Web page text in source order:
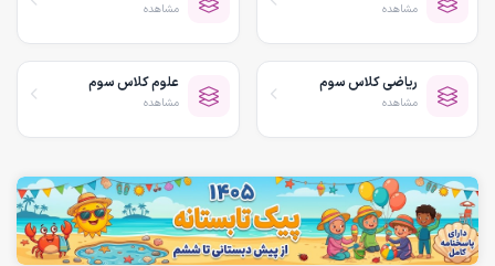
مشاهده مشاهده
ریاضی کلاس سوم
مشاهده
علوم کلاس سوم
مشاهده